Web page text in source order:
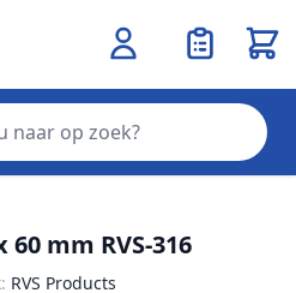
mm RVS-316
RVS Products